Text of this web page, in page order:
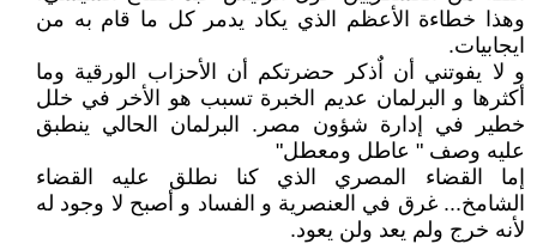
وهذا خطاءة الأعظم الذي يكاد يدمر كل ما قام به من
ايجابيات.
و لا يفوتني أن اٌذكر حضرتكم أن الأحزاب الورقية وما
أكثرها و البرلمان عديم الخبرة تسبب هو الأخر في خلل
خطير في إدارة شؤون مصر. البرلمان الحالي ينطبق
عليه وصف " عاطل ومعطل"
إما القضاء المصري الذي كنا نطلق عليه القضاء
الشامخ... غرق في العنصرية و الفساد و أصبح لا وجود له
لأنه خرج ولم يعد ولن يعود.